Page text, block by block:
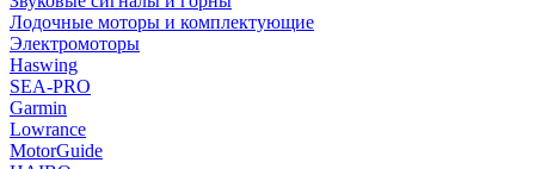
Лодочные моторы и комплектующие
Электромоторы
Haswing
SEA-PRO
Garmin
Lowrance
MotorGuide